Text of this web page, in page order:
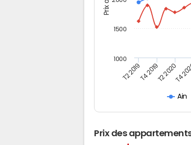
Ain
T2 2019T4 2019T2 2020T4
1500
1000
Prix des